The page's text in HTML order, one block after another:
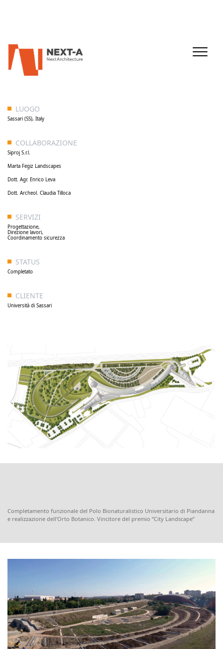
LUOGO
Sassari (SS), Italy
COLLABORAZIONE
Siproj S.r.l.
Marta Fegiz Landscapes
Dott. Agr. Enrico Leva
Dott. Archeol. Claudia Tilloca
SERVIZI
Progettazione,
Direzione lavori,
Coordinamento sicurezza
STATUS
Completato
CLIENTE
Università di Sassari
Completamento funzionale del Polo Bionaturalistico Universitario di Piandanna
e realizzazione dell’Orto Botanico. Vincitore del premio “City Landscape”